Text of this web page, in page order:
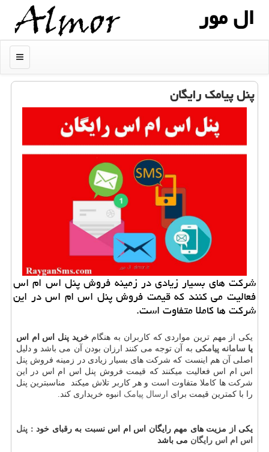
ال مور
منو
پنل پیامك رایگان
شركت های بسیار زیادی در زمینه فروش پنل اس ام اس
فعالیت می كنند كه قیمت فروش پنل اس ام اس در این
شركت ها كاملا متفاوت است.
یکی از مهم ترین مواردی که کاربران به هنگامخرید پنل اس ام اس
یا سامانه پیامکی به آن توجه می کنند ارزان بودن آن می باشد و دلیل
اصلی آن هم اینست که شرکت های بسیار زیادی در زمینه فروش پنل
اس ام اس فعالیت میکنند که قیمت فروش پنل اس ام اس در این
شرکت ها کاملا متفاوت است و هر کاربر تلاش میکند مناسبترین پنل
را با کمترین قیمت برای ارسال پیامک انبوه خریداری کند.
یکی از مزیت های مهم رایگان اس ام اس نسبت به رقبای خود : پنل
اس ام اس رایگان می باشد